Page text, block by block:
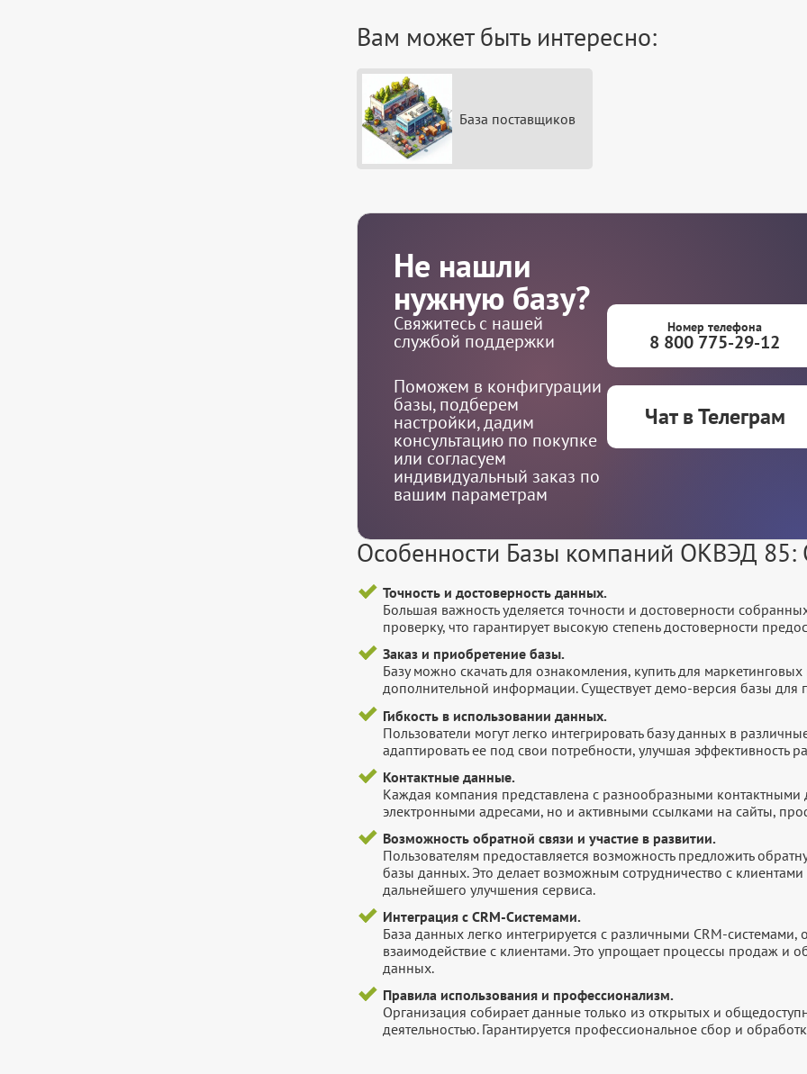
Вам может быть интересно:
База поставщиков
Не нашли
нужную базу?
Свяжитесь с нашей
службой поддержки
Поможем в конфигурации
базы, подберем
настройки, дадим
консультацию по покупке
или согласуем
индивидуальный заказ по
вашим параметрам
Номер телефона
8 800 775-29-12
Чат в Телеграм
Особенности Базы компаний ОКВЭД 85:
Точность и достоверность данных.
Большая важность уделяется точности и достоверности
проверку, что гарантирует высокую степень достоверности
Заказ и приобретение базы.
Базу можно скачать для ознакомления, купить для
дополнительной информации. Существует демо-версия базы для
Гибкость в использовании данных.
Пользователи могут легко интегрировать базу данных в
адаптировать ее под свои потребности, улучшая эффективность
Контактные данные.
Каждая компания представлена с разнообразными
электронными адресами, но и активными ссылками на сайты,
Возможность обратной связи и участие в развитии.
Пользователям предоставляется возможность предложить
базы данных. Это делает возможным сотрудничество с
дальнейшего улучшения сервиса.
Интеграция с CRM-Системами.
База данных легко интегрируется с различными CRM-
взаимодействие с клиентами. Это упрощает процессы продаж и
данных.
Правила использования и профессионализм.
Организация собирает данные только из открытых и
деятельностью. Гарантируется профессиональное сбор и